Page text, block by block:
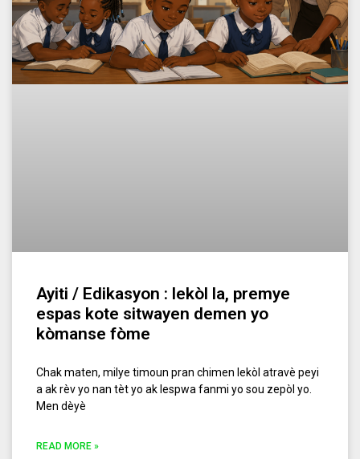
Ayiti / Edikasyon : lekòl la, premye
espas kote sitwayen demen yo
kòmanse fòme
Chak maten, milye timoun pran chimen lekòl atravè peyi
a ak rèv yo nan tèt yo ak lespwa fanmi yo sou zepòl yo.
Men dèyè
READ MORE »